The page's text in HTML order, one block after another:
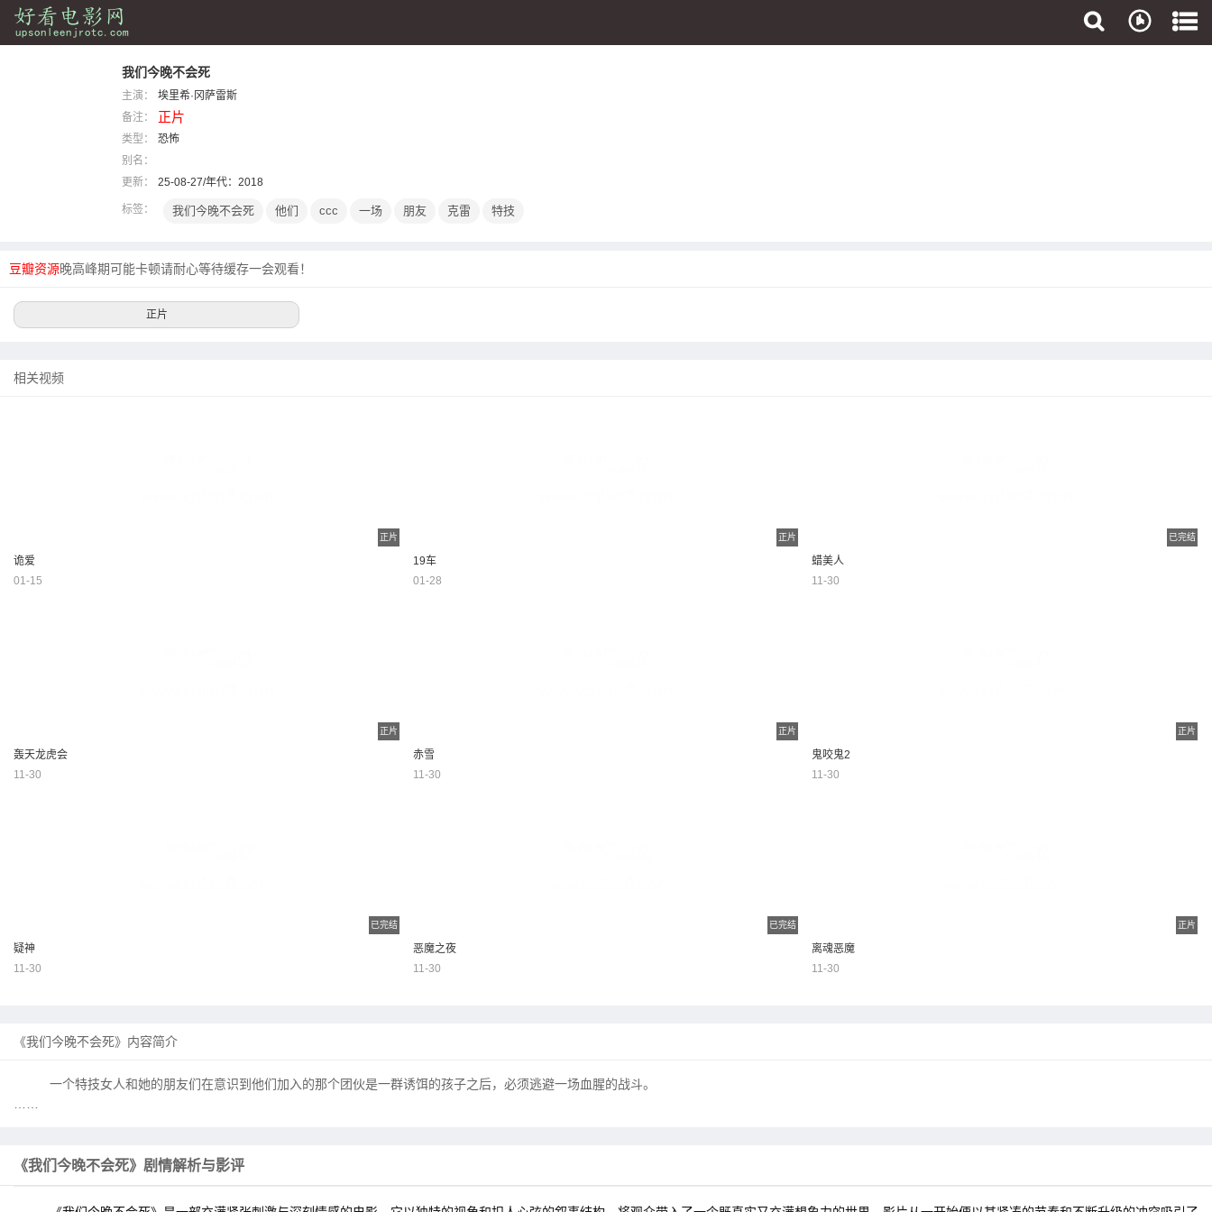
我们今晚不会死
主演：
埃里希·冈萨雷斯
备注：
正片
类型：
恐怖
别名：
更新：
25-08-27/年代： 2018
标签： 我们今晚不会死 他们 ccc 一场 朋友 克雷 特技
豆瓣资源晚高峰期可能卡顿请耐心等待缓存一会观看！
正片
相关视频
正片
诡爱
01-15
正片
19车
01-28
已完结
蜡美人
11-30
正片
轰天龙虎会
11-30
正片
赤雪
11-30
正片
鬼咬鬼2
11-30
已完结
疑神
11-30
已完结
恶魔之夜
11-30
正片
离魂恶魔
11-30
《我们今晚不会死》内容简介
一个特技女人和她的朋友们在意识到他们加入的那个团伙是一群诱饵的孩子之后，必须逃避一场血腥的战斗。
《我们今晚不会死》剧情解析与影评